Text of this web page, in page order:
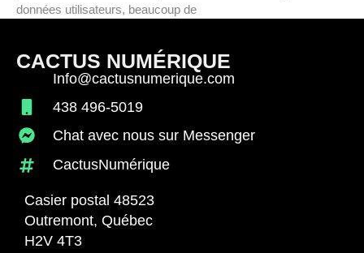
données utilisateurs, beaucoup de
CACTUS NUMÉRIQUE
Info@cactusnumerique.com
438 496-5019
Chat avec nous sur Messenger
CactusNumérique
Casier postal 48523
Outremont, Québec
H2V 4T3